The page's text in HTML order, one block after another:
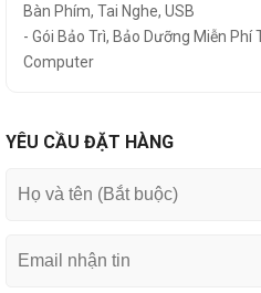
Bàn Phím, Tai Nghe, USB
- Gói Bảo Trì, Bảo Dưỡng Miễn Phí
Computer
YÊU CẦU ĐẶT HÀNG